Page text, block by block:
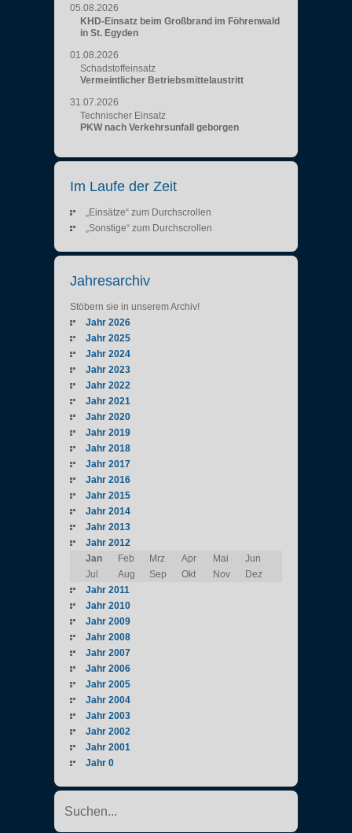
05.08.2026
KHD-Einsatz beim Großbrand im Föhrenwald
in St. Egyden
01.08.2026
Schadstoffeinsatz
Vermeintlicher Betriebsmittelaustritt
31.07.2026
Technischer Einsatz
PKW nach Verkehrsunfall geborgen
Im Laufe der Zeit
„Einsätze“ zum Durchscrollen
„Sonstige“ zum Durchscrollen
Jahresarchiv
Stöbern sie in unserem Archiv!
Jahr 2026
Jahr 2025
Jahr 2024
Jahr 2023
Jahr 2022
Jahr 2021
Jahr 2020
Jahr 2019
Jahr 2018
Jahr 2017
Jahr 2016
Jahr 2015
Jahr 2014
Jahr 2013
Jahr 2012
Jan
Feb Mrz Apr Mai
Jun
Jul
Aug Sep Okt Nov
Dez
Jahr 2011
Jahr 2010
Jahr 2009
Jahr 2008
Jahr 2007
Jahr 2006
Jahr 2005
Jahr 2004
Jahr 2003
Jahr 2002
Jahr 2001
Jahr 0